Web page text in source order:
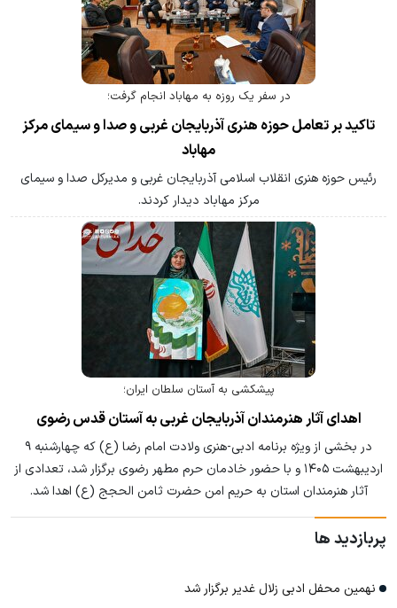
در سفر یک روزه به مهاباد انجام گرفت؛
تاکید بر تعامل حوزه هنری آذربایجان غربی و صدا و سیمای مرکز
مهاباد
رئیس حوزه هنری انقلاب اسلامی آذربایجان غربی و مدیرکل صدا و سیمای
مرکز مهاباد دیدار کردند.
پیشکشی به آستان سلطان ایران؛
اهدای آثار هنرمندان آذربایجان غربی به آستان قدس رضوی
در بخشی از ویژه برنامه ادبی-هنری ولادت امام رضا (ع) که چهارشنبه ۹
اردیبهشت ۱۴۰۵ و با حضور خادمان حرم مطهر رضوی برگزار شد، تعدادی از
آثار هنرمندان استان به حریم امن حضرت ثامن الحجج (ع) اهدا شد.
پربازدید ها
نهمین محفل ادبی زلال غدیر برگزار شد